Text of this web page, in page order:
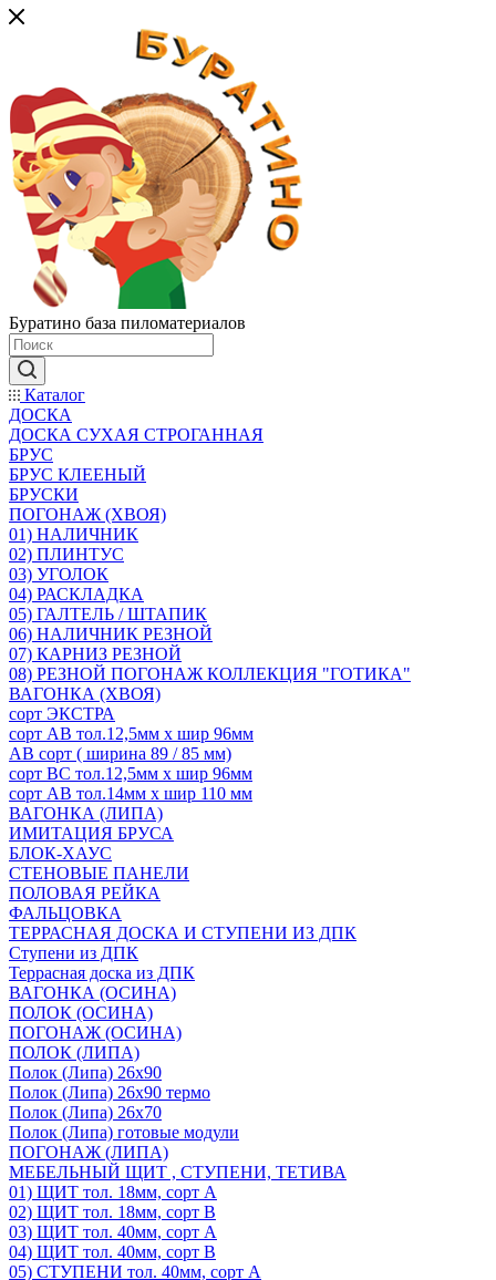
Буратино база пиломатериалов
Каталог
ДОСКА
ДОСКА СУХАЯ СТРОГАННАЯ
БРУС
БРУС КЛЕЕНЫЙ
БРУСКИ
ПОГОНАЖ (ХВОЯ)
01) НАЛИЧНИК
02) ПЛИНТУС
03) УГОЛОК
04) РАСКЛАДКА
05) ГАЛТЕЛЬ / ШТАПИК
06) НАЛИЧНИК РЕЗНОЙ
07) КАРНИЗ РЕЗНОЙ
08) РЕЗНОЙ ПОГОНАЖ КОЛЛЕКЦИЯ "ГОТИКА"
ВАГОНКА (ХВОЯ)
сорт ЭКСТРА
сорт АВ тол.12,5мм х шир 96мм
АВ сорт ( ширина 89 / 85 мм)
сорт ВС тол.12,5мм х шир 96мм
сорт АВ тол.14мм х шир 110 мм
ВАГОНКА (ЛИПА)
ИМИТАЦИЯ БРУСА
БЛОК-ХАУС
СТЕНОВЫЕ ПАНЕЛИ
ПОЛОВАЯ РЕЙКА
ФАЛЬЦОВКА
ТЕРРАСНАЯ ДОСКА И СТУПЕНИ ИЗ ДПК
Ступени из ДПК
Террасная доска из ДПК
ВАГОНКА (ОСИНА)
ПОЛОК (ОСИНА)
ПОГОНАЖ (ОСИНА)
ПОЛОК (ЛИПА)
Полок (Липа) 26х90
Полок (Липа) 26х90 термо
Полок (Липа) 26х70
Полок (Липа) готовые модули
ПОГОНАЖ (ЛИПА)
МЕБЕЛЬНЫЙ ЩИТ , СТУПЕНИ, ТЕТИВА
01) ЩИТ тол. 18мм, сорт А
02) ЩИТ тол. 18мм, сорт В
03) ЩИТ тол. 40мм, сорт А
04) ЩИТ тол. 40мм, сорт В
05) СТУПЕНИ тол. 40мм, сорт А